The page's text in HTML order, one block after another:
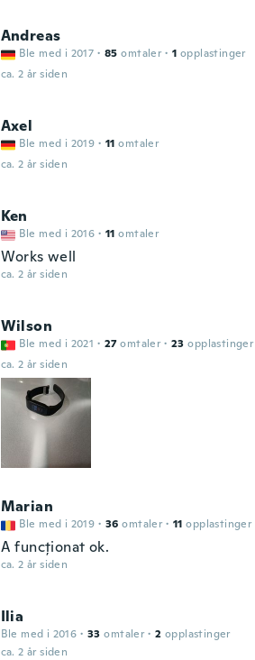
Andreas
Ble med i 2017 · 85 omtaler · 1 opplastinger
ca. 2 år siden
Axel
Ble med i 2019 · 11 omtaler
ca. 2 år siden
Ken
Ble med i 2016 · 11 omtaler
Works well
ca. 2 år siden
Wilson
Ble med i 2021 · 27 omtaler · 23 opplastinger
ca. 2 år siden
Marian
Ble med i 2019 · 36 omtaler · 11 opplastinger
A funcționat ok.
ca. 2 år siden
Ilia
Ble med i 2016 · 33 omtaler · 2 opplastinger
ca. 2 år siden